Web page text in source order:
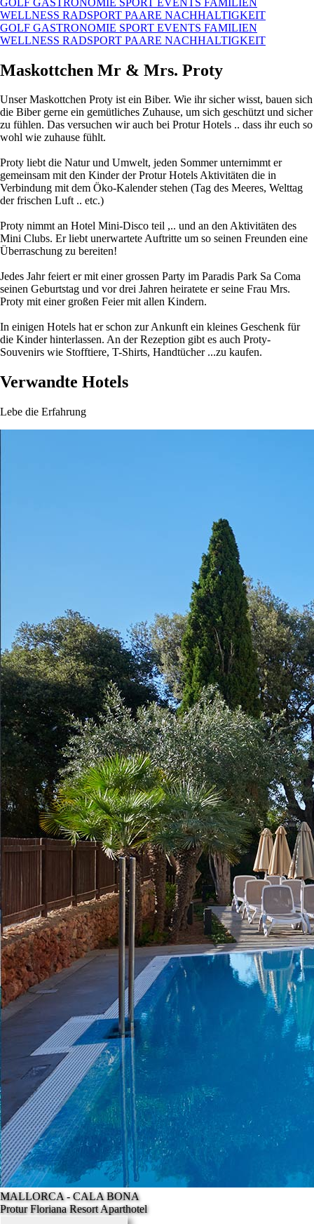
WELLNESS RADSPORT PAARE NACHHALTIGKEIT
GOLF GASTRONOMIE SPORT EVENTS FAMILIEN
WELLNESS RADSPORT PAARE NACHHALTIGKEIT
Maskottchen Mr & Mrs. Proty
Unser Maskottchen Proty ist ein Biber. Wie ihr sicher wisst, bauen sich
die Biber gerne ein gemütliches Zuhause, um sich geschützt und sicher
zu fühlen. Das versuchen wir auch bei Protur Hotels .. dass ihr euch so
wohl wie zuhause fühlt.
Proty liebt die Natur und Umwelt, jeden Sommer unternimmt er
gemeinsam mit den Kinder der Protur Hotels Aktivitäten die in
Verbindung mit dem Öko-Kalender stehen (Tag des Meeres, Welttag
der frischen Luft .. etc.)
Proty nimmt an Hotel Mini-Disco teil ,.. und an den Aktivitäten des
Mini Clubs. Er liebt unerwartete Auftritte um so seinen Freunden eine
Überraschung zu bereiten!
Jedes Jahr feiert er mit einer grossen Party im Paradis Park Sa ​​Coma
seinen Geburtstag und vor drei Jahren heiratete er seine Frau Mrs.
Proty mit einer großen Feier mit allen Kindern.
In einigen Hotels hat er schon zur Ankunft ein kleines Geschenk für
die Kinder hinterlassen. An der Rezeption gibt es auch Proty-
Souvenirs wie Stofftiere, T-Shirts, Handtücher ...zu kaufen.
Verwandte Hotels
Lebe die Erfahrung
MALLORCA - CALA BONA
Protur Floriana Resort Aparthotel